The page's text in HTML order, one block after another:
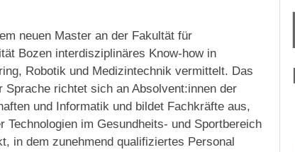
neuen Master an der Fakultät für
Bozen interdisziplinäres Know-how in
Robotik und Medizintechnik vermittelt. Das
richtet sich an Absolvent:innen der
und Informatik und bildet Fachkräfte aus,
im Gesundheits- und Sportbereich
in dem zunehmend qualifiziertes Personal